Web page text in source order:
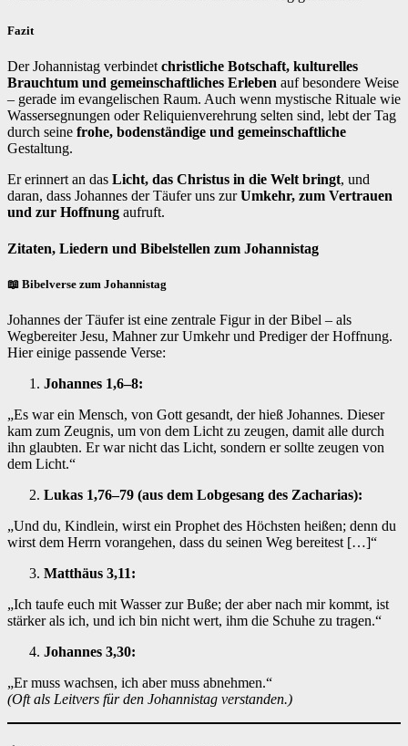
Fazit
Der Johannistag verbindet christliche Botschaft, kulturelles
Brauchtum und gemeinschaftliches Erleben auf besondere Weise
– gerade im evangelischen Raum. Auch wenn mystische Rituale wie
Wassersegnungen oder Reliquienverehrung selten sind, lebt der Tag
durch seine frohe, bodenständige und gemeinschaftliche
Gestaltung.
Er erinnert an das Licht, das Christus in die Welt bringt, und
daran, dass Johannes der Täufer uns zurUmkehr, zum Vertrauen
und zur Hoffnung aufruft.
Zitaten, Liedern und Bibelstellen zum Johannistag
📖 Bibelverse zum Johannistag
Johannes der Täufer ist eine zentrale Figur in der Bibel – als
Wegbereiter Jesu, Mahner zur Umkehr und Prediger der Hoffnung.
Hier einige passende Verse:
Johannes 1,6–8:
„Es war ein Mensch, von Gott gesandt, der hieß Johannes. Dieser
kam zum Zeugnis, um von dem Licht zu zeugen, damit alle durch
ihn glaubten. Er war nicht das Licht, sondern er sollte zeugen von
dem Licht.“
Lukas 1,76–79 (aus dem Lobgesang des Zacharias):
„Und du, Kindlein, wirst ein Prophet des Höchsten heißen; denn du
wirst dem Herrn vorangehen, dass du seinen Weg bereitest […]“
Matthäus 3,11:
„Ich taufe euch mit Wasser zur Buße; der aber nach mir kommt, ist
stärker als ich, und ich bin nicht wert, ihm die Schuhe zu tragen.“
Johannes 3,30:
„Er muss wachsen, ich aber muss abnehmen.“
(Oft als Leitvers für den Johannistag verstanden.)